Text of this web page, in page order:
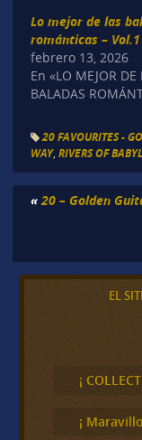
Lo mejor de las
románticas –
febrero 13, 2026
En «LO MEJOR DE
BALADAS
20 FAVOURITES -
WAY, RIVERS OF
« 20 – Golden
EL
¡
¡